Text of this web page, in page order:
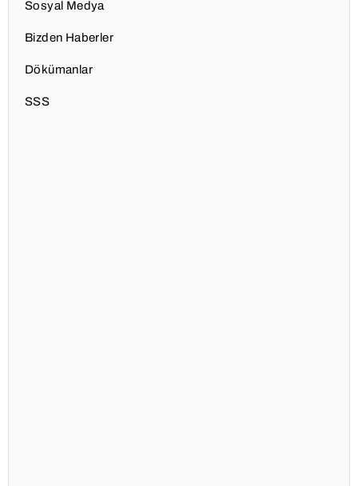
Sosyal Medya
Bizden Haberler
Dökümanlar
SSS